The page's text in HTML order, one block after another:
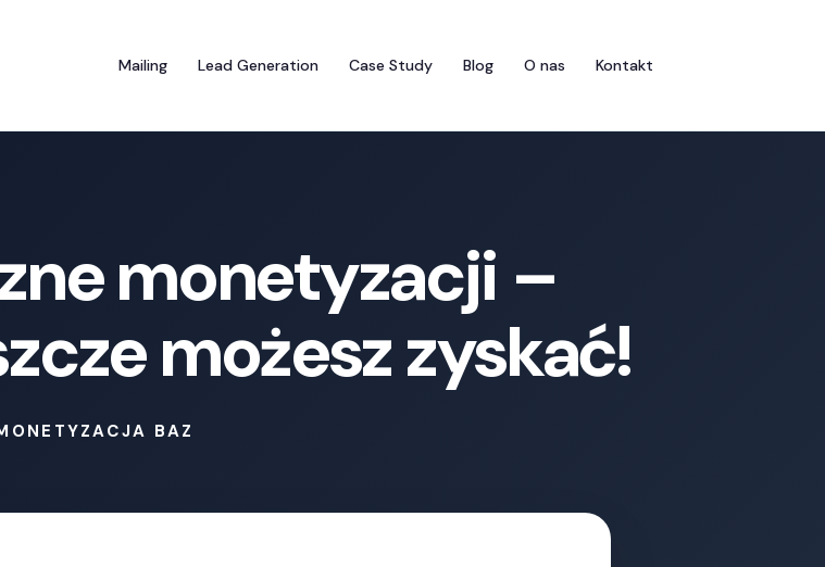
Mailing Lead Generation Case Study Blog O nas Kontakt
monetyzacji –
możesz zyskać!
BAZ